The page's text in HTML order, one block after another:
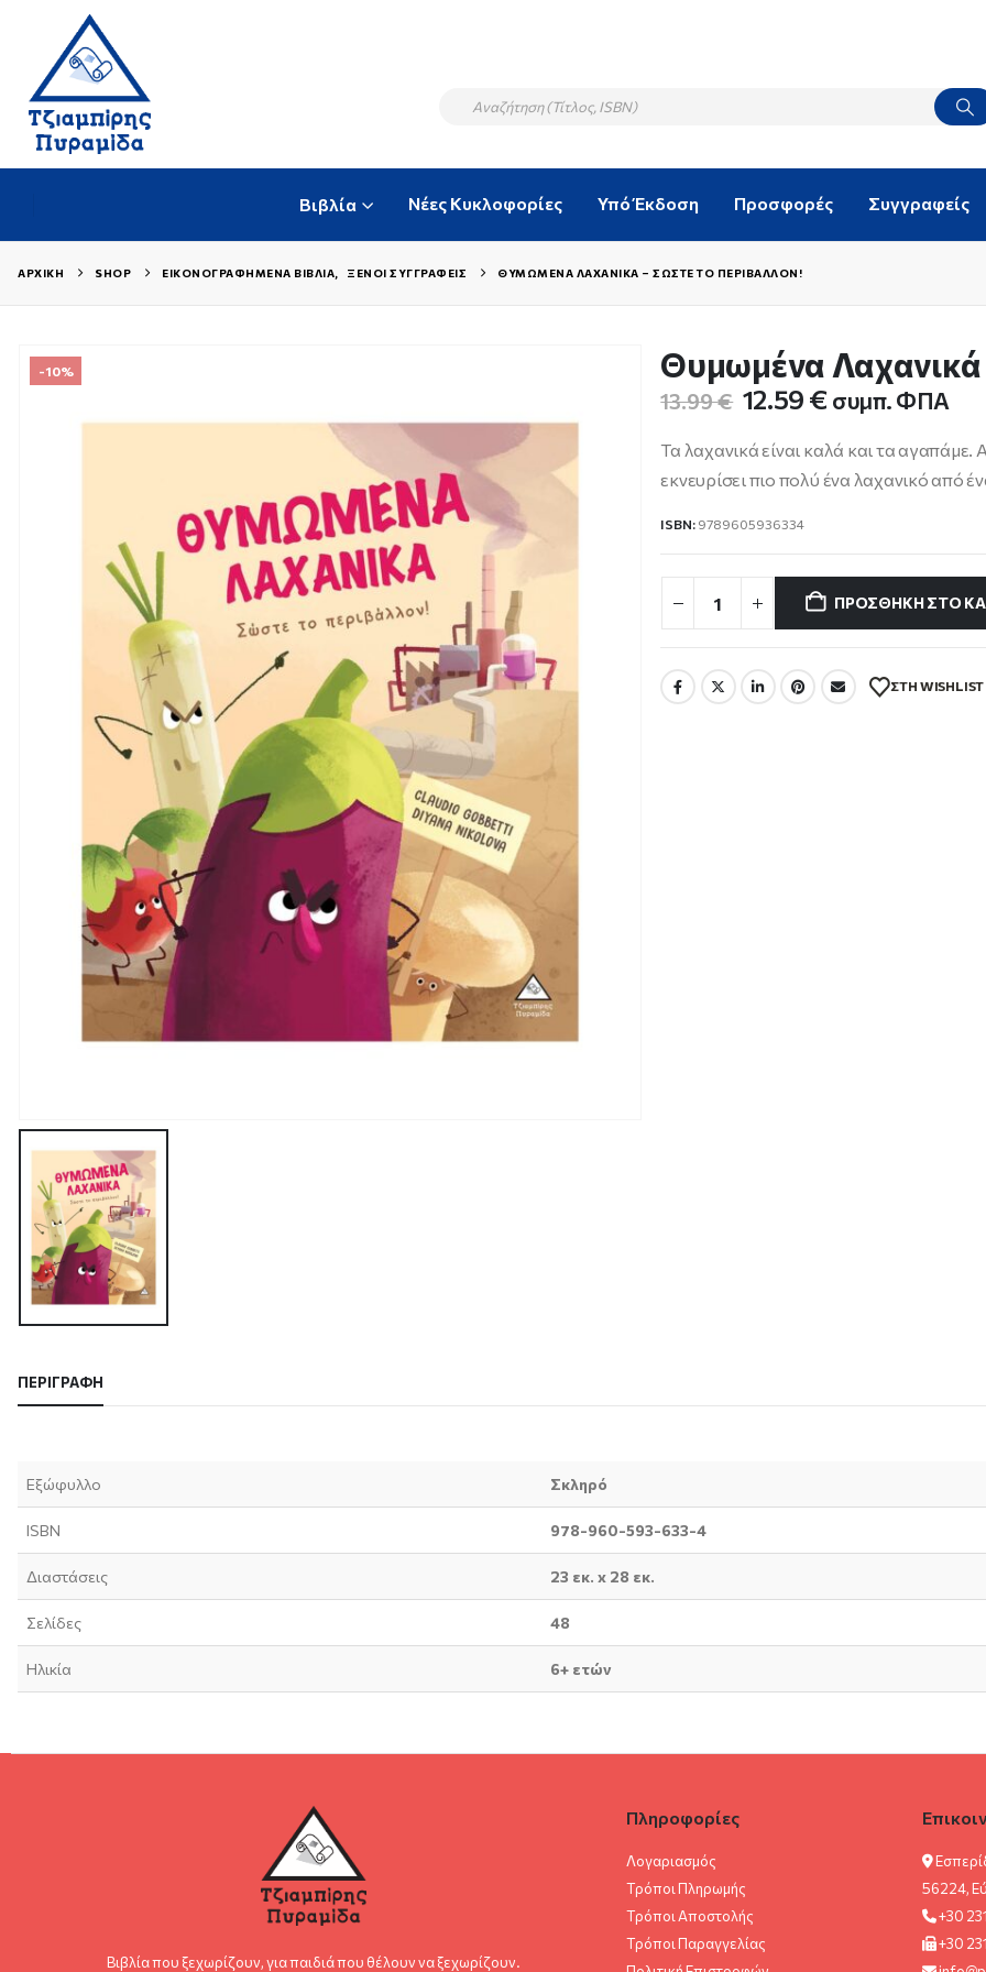
Βιβλία Νέες Κυκλοφορίες Υπό Έκδοση Προσφορές Συγγραφείς
ΑΡΧΙΚΉ SHOP ΕΙΚΟΝΟΓΡΑΦΗΜΈΝΑ ΒΙΒΛΊΑ, ΞΈΝΟΙ ΣΥΓΓΡΑΦΕΊΣ ΘΥΜΩΜΈΝΑ ΛΑΧΑΝΙΚΆ – ΣΏΣΤΕ ΤΟ ΠΕΡΙΒΆΛΛΟΝ!
-10% Θυμωμένα Λαχανικά
13.99€ Original
was:
13.99 €.
12.59 €Η
τρέχουσα
τιμή
είναι:
συμπ. ΦΠΑ
Τα λαχανικά είναι καλά και τα
εκνευρίσει πιο πολύ ένα λαχανικό από
ISBN: 9789605936334
ΠΡΟΣΘΉΚΗ ΣΤΟ
ΣΤΗ WISHLIST
ΠΕΡΙΓΡΑΦΉ
Εξώφυλλο Σκληρό
ISBN 978-960-593-633-4
Διαστάσεις 23 εκ. x 28 εκ.
Σελίδες 48
Ηλικία 6+ ετών
Βιβλία που ξεχωρίζουν, για παιδιά που θέλουν να ξεχωρίζουν.
Πληροφορίες
Λογαριασμός
Τρόποι Πληρωμής
Τρόποι Αποστολής
Τρόποι Παραγγελίας
56224,
+30
+30